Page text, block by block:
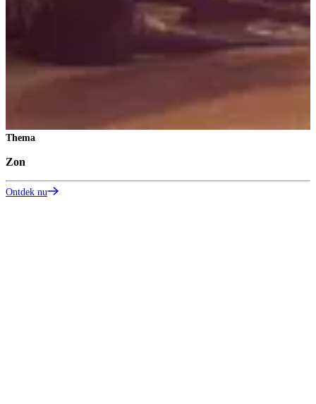
Thema
Zon
Ontdek nu